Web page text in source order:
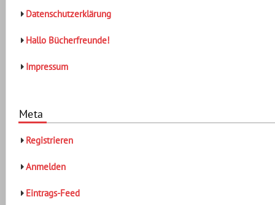
Datenschutzerklärung
Hallo Bücherfreunde!
Impressum
Meta
Registrieren
Anmelden
Eintrags-Feed